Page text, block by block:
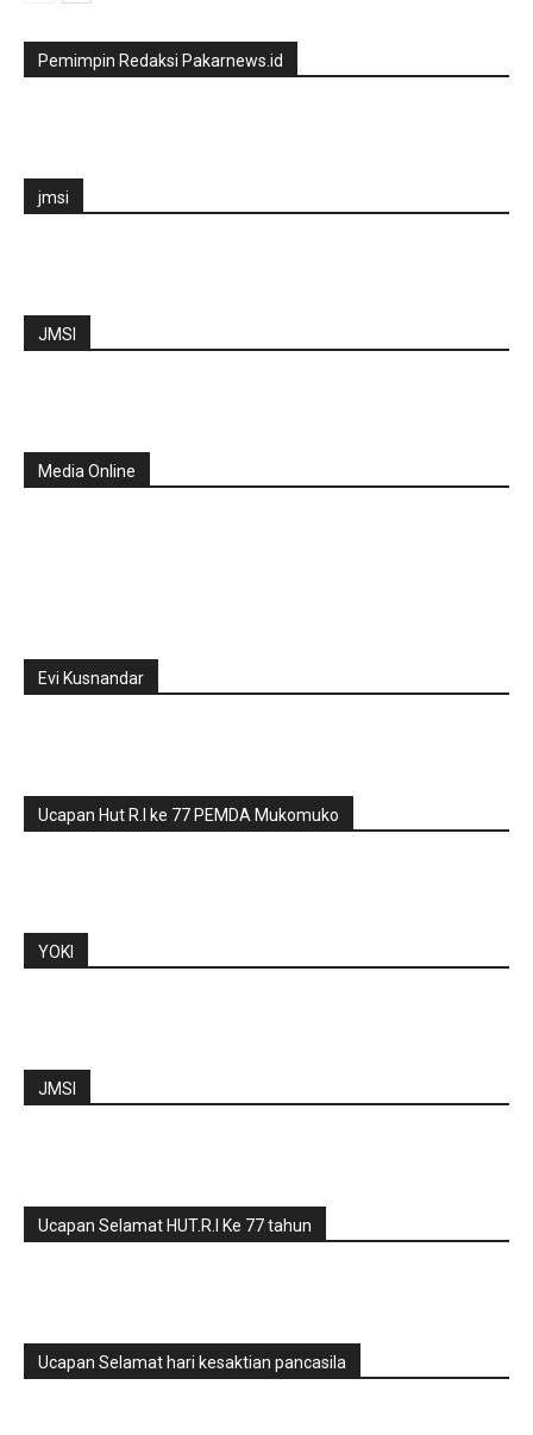
Pemimpin Redaksi Pakarnews.id
jmsi
JMSI
Media Online
Evi Kusnandar
Ucapan Hut R.I ke 77 PEMDA Mukomuko
YOKI
JMSI
Ucapan Selamat HUT.R.I Ke 77 tahun
Ucapan Selamat hari kesaktian pancasila